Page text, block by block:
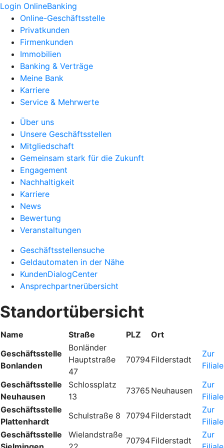
Login OnlineBanking
Online-Geschäftsstelle
Privatkunden
Firmenkunden
Immobilien
Banking & Verträge
Meine Bank
Karriere
Service & Mehrwerte
Über uns
Unsere Geschäftsstellen
Mitgliedschaft
Gemeinsam stark für die Zukunft
Engagement
Nachhaltigkeit
Karriere
News
Bewertung
Veranstaltungen
Geschäftsstellensuche
Geldautomaten in der Nähe
KundenDialogCenter
Ansprechpartnerübersicht
Standortübersicht
Name Straße PLZ
Ort
Geschäftsstelle
Bonlanden
Bonländer
Hauptstraße
47
70794Filderstadt
Zur
Filiale
Geschäftsstelle
Neuhausen
Schlossplatz
13
73765 Neuhausen
Zur
Filiale
Geschäftsstelle
Plattenhardt
Schulstraße 8 70794Filderstadt
Zur
Filiale
Geschäftsstelle
Wielandstraße
70794Filderstadt
Zur